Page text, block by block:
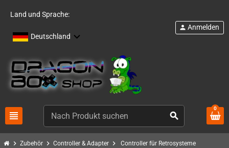
Land und Sprache:
Deutschland
view_headline search
person Anmelden
0
chevron_right Zubehör chevron_right Controller & Adapter chevron_right Controller für Retrosysteme